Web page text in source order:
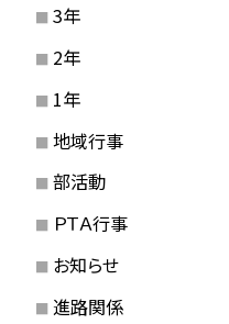
3年
2年
1年
地域行事
部活動
ＰＴＡ行事
お知らせ
進路関係